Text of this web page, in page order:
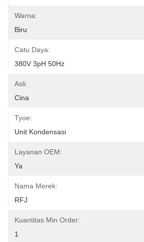
Warna:
Biru
Catu Daya:
380V 3pH 50Hz
Asli:
Cina
Tyoe:
Unit Kondensasi
Layanan OEM:
Ya
Nama Merek:
RFJ
Kuantitas Min Order:
1